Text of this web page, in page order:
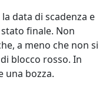
data di scadenza e
finale. Non
a meno che non si
blocco rosso. In
una bozza.